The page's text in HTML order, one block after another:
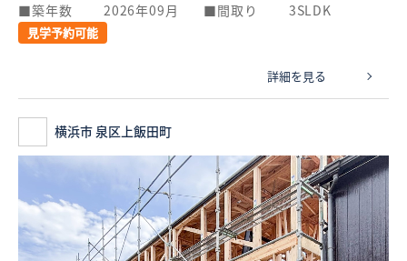
築年数
2026年09月 間取り 3SLDK
見学予約可能
詳細を見る
横浜市 泉区上飯田町